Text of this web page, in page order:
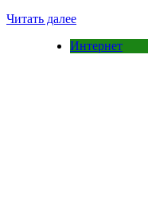
Читать далее
Интернет